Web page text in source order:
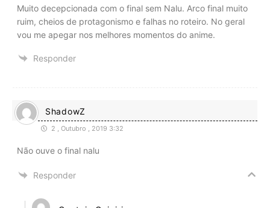
Muito decepcionada com o final sem Nalu. Arco final muito
ruim, cheios de protagonismo e falhas no roteiro. No geral
vou me apegar nos melhores momentos do anime.
Responder
ShadowZ
2 , Outubro , 2019 3:32
Não ouve o final nalu
Responder